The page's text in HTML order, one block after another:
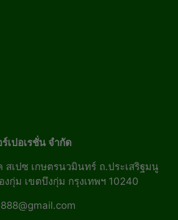
เปอเรชั่น จำกัด
สเปซ เกษตรนวมินทร์ ถ.ประเสริฐมนู
งกุ่ม เขตบึงกุ่ม กรุงเทพฯ 10240